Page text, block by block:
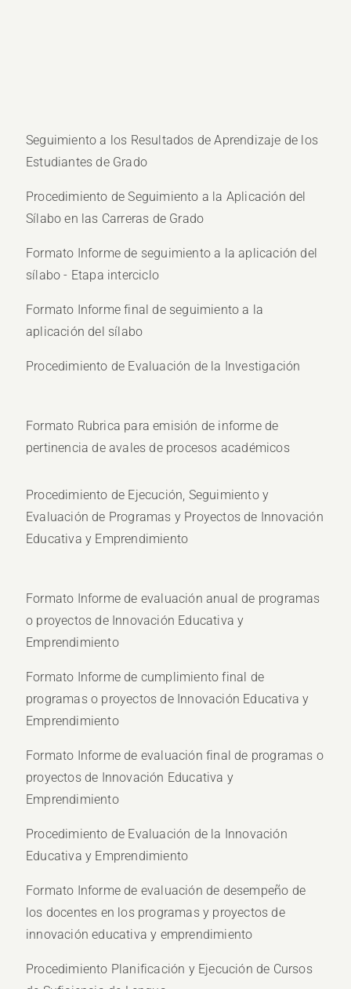
Seguimiento a los Resultados de Aprendizaje de los
Estudiantes de Grado
Procedimiento de Seguimiento a la Aplicación del
Sílabo en las Carreras de Grado
Formato Informe de seguimiento a la aplicación del
sílabo - Etapa interciclo
Formato Informe final de seguimiento a la
aplicación del sílabo
Procedimiento de Evaluación de la Investigación
Formato Rubrica para emisión de informe de
pertinencia de avales de procesos académicos
Procedimiento de Ejecución, Seguimiento y
Evaluación de Programas y Proyectos de Innovación
Educativa y Emprendimiento
Formato Informe de evaluación anual de programas
o proyectos de Innovación Educativa y
Emprendimiento
Formato Informe de cumplimiento final de
programas o proyectos de Innovación Educativa y
Emprendimiento
Formato Informe de evaluación final de programas o
proyectos de Innovación Educativa y
Emprendimiento
Procedimiento de Evaluación de la Innovación
Educativa y Emprendimiento
Formato Informe de evaluación de desempeño de
los docentes en los programas y proyectos de
innovación educativa y emprendimiento
Procedimiento Planificación y Ejecución de Cursos